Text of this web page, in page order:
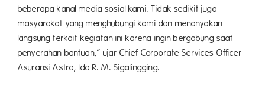
beberapa kanal media sosial kami. Tidak sedikit juga
masyarakat yang menghubungi kami dan menanyakan
langsung terkait kegiatan ini karena ingin bergabung saat
penyerahan bantuan,” ujar Chief Corporate Services Officer
Asuransi Astra, Ida R. M. Sigalingging.